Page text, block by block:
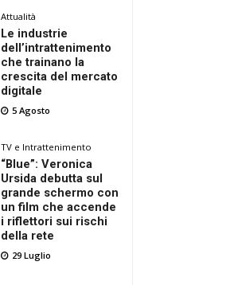
Attualità
Le industrie
dell’intrattenimento
che trainano la
crescita del mercato
digitale
5 Agosto
TV e Intrattenimento
“Blue”: Veronica
Ursida debutta sul
grande schermo con
un film che accende
i riflettori sui rischi
della rete
29 Luglio